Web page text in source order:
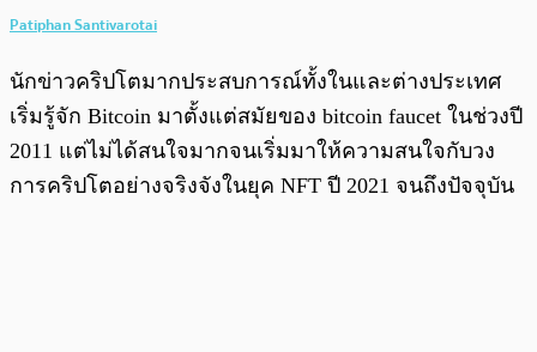
Patiphan Santivarotai
นักข่าวคริปโตมากประสบการณ์ทั้งในและต่างประเทศ
เริ่มรู้จัก Bitcoin มาตั้งแต่สมัยของ bitcoin faucet ในช่วงปี
2011 แต่ไม่ได้สนใจมากจนเริ่มมาให้ความสนใจกับวง
การคริปโตอย่างจริงจังในยุค NFT ปี 2021 จนถึงปัจจุบัน